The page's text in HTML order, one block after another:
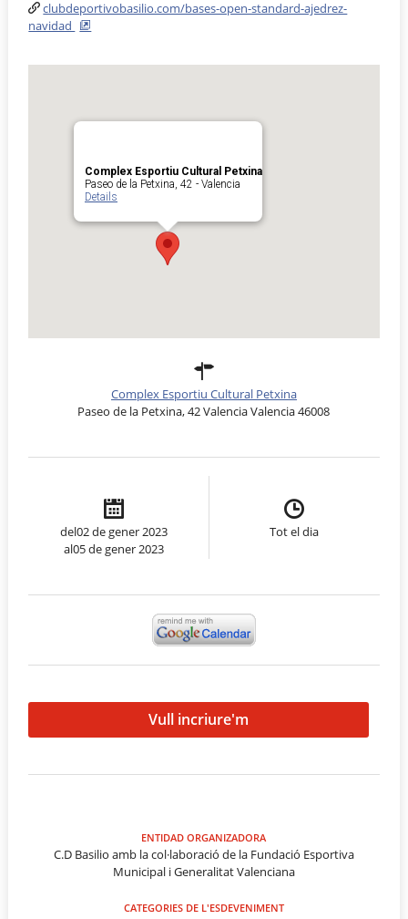
clubdeportivobasilio.com/bases-open-standard-ajedrez-
navidad
Complex Esportiu Cultural Petxina
Paseo de la Petxina, 42 - Valencia
Details
Complex Esportiu Cultural Petxina
Paseo de la Petxina, 42 Valencia Valencia 46008
del02 de gener 2023
al05 de gener 2023
Tot el dia
Vull incriure'm
ENTIDAD ORGANIZADORA
C.D Basilio amb la col·laboració de la Fundació Esportiva
Municipal i Generalitat Valenciana
CATEGORIES DE L'ESDEVENIMENT